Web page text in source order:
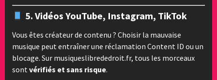
5. Vidéos YouTube, Instagram, TikTok
Vous êtes créateur de contenu ? Choisir la mauvaise
musique peut entraîner une réclamation Content ID ou un
blocage. Sur musiqueslibrededroit.fr, tous les morceaux
sont vérifiés et sans risque.